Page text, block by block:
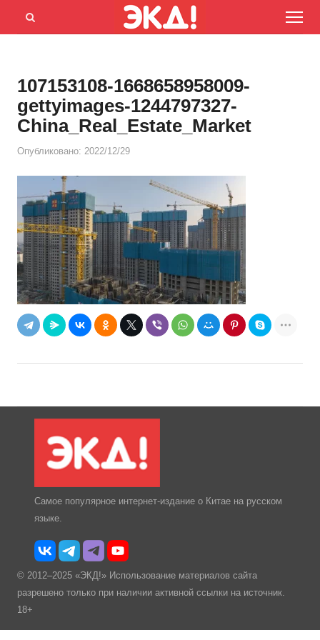
Menu
Открыть
107153108-1668658958009-
gettyimages-1244797327-
China_Real_Estate_Market
Опубликовано: 2022/12/29
Самое популярное интернет-издание о Китае на русском
языке.
© 2012–2025 «ЭКД!» Использование материалов сайта
разрешено только при наличии активной ссылки на источник.
18+